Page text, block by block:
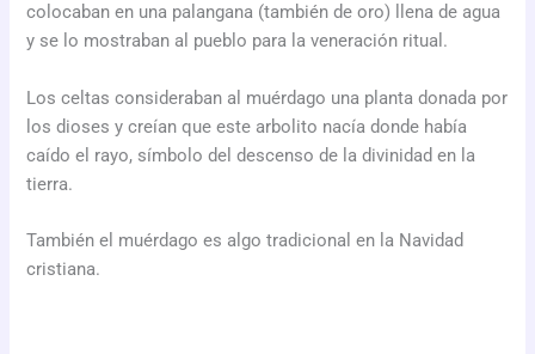
colocaban en una palangana (también de oro) llena de agua
y se lo mostraban al pueblo para la veneración ritual.
Los celtas consideraban al muérdago una planta donada por
los dioses y creían que este arbolito nacía donde había
caído el rayo, símbolo del descenso de la divinidad en la
tierra.
También el muérdago es algo tradicional en la Navidad
cristiana.